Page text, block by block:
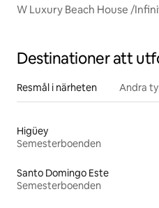
W Luxury Beach House /
Destinationer att
Resmål i närheten Andra
Higüey
Semesterboenden
Santo Domingo Este
Semesterboenden